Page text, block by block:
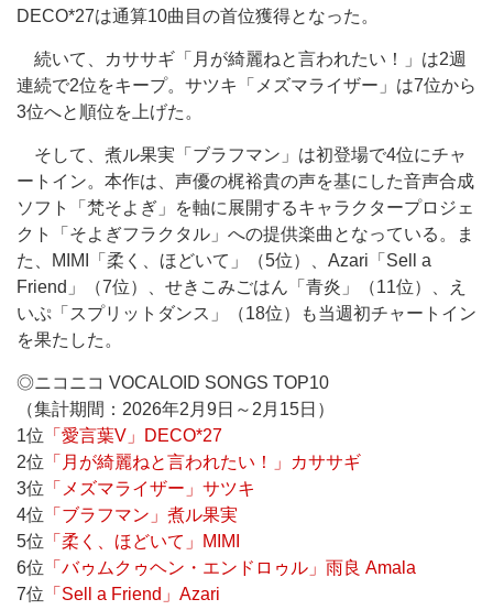
DECO*27は通算10曲目の首位獲得となった。
続いて、カササギ「月が綺麗ねと言われたい！」は2週
連続で2位をキープ。サツキ「メズマライザー」は7位から
3位へと順位を上げた。
そして、煮ル果実「ブラフマン」は初登場で4位にチャ
ートイン。本作は、声優の梶裕貴の声を基にした音声合成
ソフト「梵そよぎ」を軸に展開するキャラクタープロジェ
クト「そよぎフラクタル」への提供楽曲となっている。ま
た、MIMI「柔く、ほどいて」（5位）、Azari「Sell a
Friend」（7位）、せきこみごはん「青炎」（11位）、え
いぷ「スプリットダンス」（18位）も当週初チャートイン
を果たした。
◎ニコニコ VOCALOID SONGS TOP10
（集計期間：2026年2月9日～2月15日）
1位 「愛言葉V」DECO*27
2位 「月が綺麗ねと言われたい！」カササギ
3位 「メズマライザー」サツキ
4位 「ブラフマン」煮ル果実
5位 「柔く、ほどいて」MIMI
6位 「バゥムクゥヘン・エンドロゥル」雨良 Amala
7位 「Sell a Friend」Azari